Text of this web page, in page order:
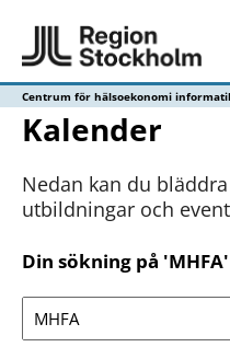
Centrum för hälsoekonomi
Kalender
Nedan kan du
utbildningar och event
Din sökning på
Sökfält